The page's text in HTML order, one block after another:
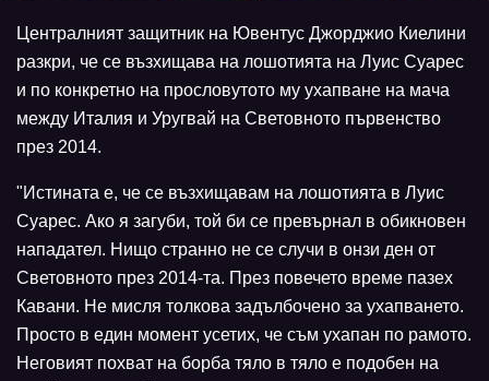
Централният защитник на Ювентус Джорджио Киелини
разкри, че се възхищава на лошотията на Луис Суарес
и по конкретно на прословутото му ухапване на мача
между Италия и Уругвай на Световното първенство
през 2014.
"Истината е, че се възхищавам на лошотията в Луис
Суарес. Ако я загуби, той би се превърнал в обикновен
нападател. Нищо странно не се случи в онзи ден от
Световното през 2014-та. През повечето време пазех
Кавани. Не мисля толкова задълбочено за ухапването.
Просто в един момент усетих, че съм ухапан по рамото.
Неговият похват на борба тяло в тяло е подобен на